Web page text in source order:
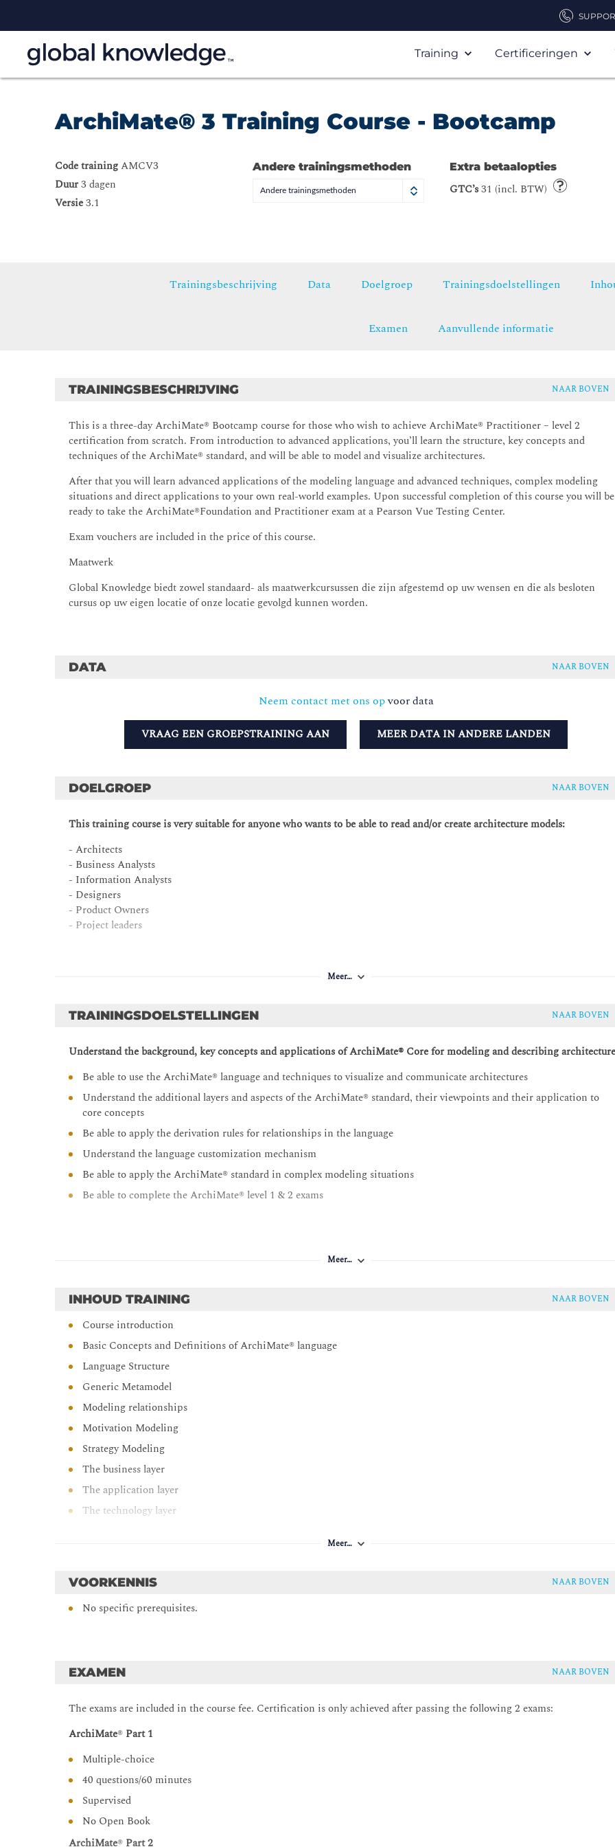
Training Certificeringen
ArchiMate® 3 Training Course - Bootcamp
Code trainingAMCV3
Duur3 dagen
Versie3.1
Andere trainingsmethoden
Andere trainingsmethoden
Extra betaalopties
GTC’s31 (incl. BTW)
Trainingsbeschrijving Data Doelgroep Trainingsdoelstellingen
Examen Aanvullende informatie
TRAININGSBESCHRIJVING NAAR BOVEN
This is a three-day ArchiMate® Bootcamp course for those who wish to achieve ArchiMate® Practitioner – level 2
certification from scratch. From introduction to advanced applications, you’ll learn the structure, key concepts and
techniques of the ArchiMate® standard, and will be able to model and visualize architectures.
After that you will learn advanced applications of the modeling language and advanced techniques, complex modeling
situations and direct applications to your own real-world examples. Upon successful completion of this course you will be
ready to take the ArchiMate®Foundation and Practitioner exam at a Pearson Vue Testing Center.
Exam vouchers are included in the price of this course.
Maatwerk
Global Knowledge biedt zowel standaard- als maatwerkcursussen die zijn afgestemd op uw wensen en die als besloten
cursus op uw eigen locatie of onze locatie gevolgd kunnen worden.
DATA NAAR BOVEN
Neem contact met ons opvoor data
VRAAG EEN GROEPSTRAINING AAN MEER DATA IN ANDERE LANDEN
DOELGROEP NAAR BOVEN
This training course is very suitable for anyone who wants to be able to read and/or create architecture models:
- Architects
- Business Analysts
- Information Analysts
- Designers
- Product Owners
- Project leaders
Meer…
TRAININGSDOELSTELLINGEN NAAR BOVEN
Understand the background, key concepts and applications of ArchiMate® Core for modeling and describing
Be able to use the ArchiMate® language and techniques to visualize and communicate architectures
Understand the additional layers and aspects of the ArchiMate® standard, their viewpoints and their application to
core concepts
Be able to apply the derivation rules for relationships in the language
Understand the language customization mechanism
Be able to apply the ArchiMate® standard in complex modeling situations
Be able to complete the ArchiMate® level 1 & 2 exams
Meer…
INHOUD TRAINING NAAR BOVEN
Course introduction
Basic Concepts and Definitions of ArchiMate® language
Language Structure
Generic Metamodel
Modeling relationships
Motivation Modeling
Strategy Modeling
The business layer
The application layer
The technology layer
Language Customization Mechanisms
Meer…
VOORKENNIS NAAR BOVEN
No specific prerequisites.
EXAMEN NAAR BOVEN
The exams are included in the course fee. Certification is only achieved after passing the following 2 exams:
ArchiMate® Part 1
Multiple-choice
40 questions/60 minutes
Supervised
No Open Book
ArchiMate® Part 2